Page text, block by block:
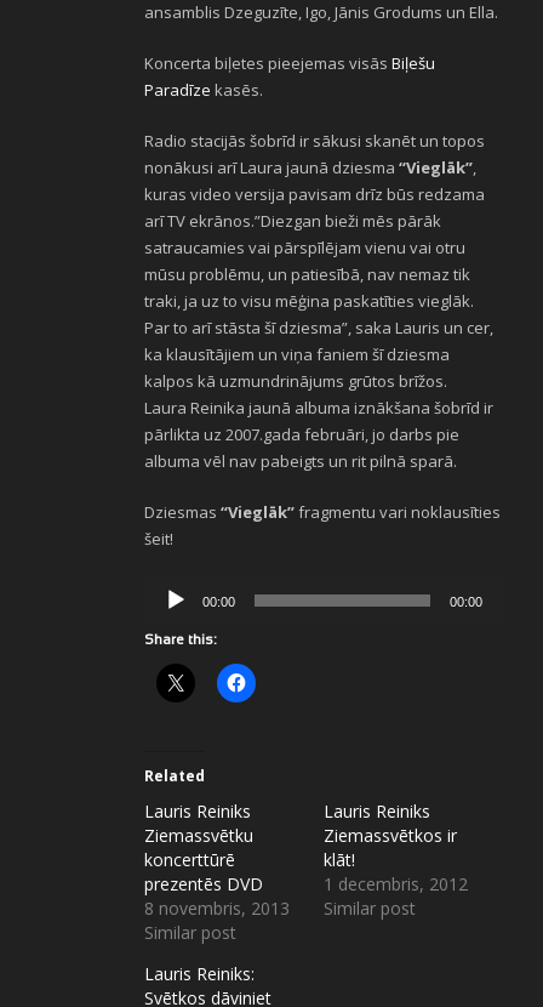
ansamblis Dzeguzīte, Igo, Jānis Grodums un Ella.
Koncerta biļetes pieejemas visās Biļešu
Paradīze kasēs.
Radio stacijās šobrīd ir sākusi skanēt un topos
nonākusi arī Laura jaunā dziesma “Vieglāk”,
kuras video versija pavisam drīz būs redzama
arī TV ekrānos.”Diezgan bieži mēs pārāk
satraucamies vai pārspīlējam vienu vai otru
mūsu problēmu, un patiesībā, nav nemaz tik
traki, ja uz to visu mēģina paskatīties vieglāk.
Par to arī stāsta šī dziesma”, saka Lauris un cer,
ka klausītājiem un viņa faniem šī dziesma
kalpos kā uzmundrinājums grūtos brīžos.
Laura Reinika jaunā albuma iznākšana šobrīd ir
pārlikta uz 2007.gada februāri, jo darbs pie
albuma vēl nav pabeigts un rit pilnā sparā.
Dziesmas “Vieglāk”fragmentu vari noklausīties
šeit!
Audio
atskaņotājs
00:00 00:00
Share this:
Related
Lauris Reiniks
Ziemassvētku
koncerttūrē
prezentēs DVD
8 novembris, 2013
Similar post
Lauris Reiniks
Ziemassvētkos ir
klāt!
1 decembris, 2012
Similar post
Lauris Reiniks:
Svētkos dāviniet